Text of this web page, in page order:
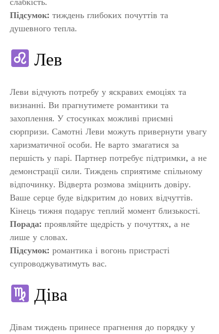
Підсумок: тиждень глибоких почуттів та
душевного тепла.
Лев
Леви відчують потребу у яскравих емоціях та
визнанні. Ви прагнутимете романтики та
захоплення. У стосунках можливі приємні
сюрпризи. Самотні Леви можуть привернути увагу
харизматичної особи. Не варто змагатися за
першість у парі. Партнер потребує підтримки, а не
демонстрації сили. Тиждень сприятиме спільному
відпочинку. Відверта розмова зміцнить довіру.
Ваше серце буде відкритим до нових відчуттів.
Кінець тижня подарує теплий момент близькості.
Порада: проявляйте щедрість у почуттях, а не
лише у словах.
Підсумок: романтика і вогонь пристрасті
супроводжуватимуть вас.
Діва
Дівам тиждень принесе прагнення до порядку у